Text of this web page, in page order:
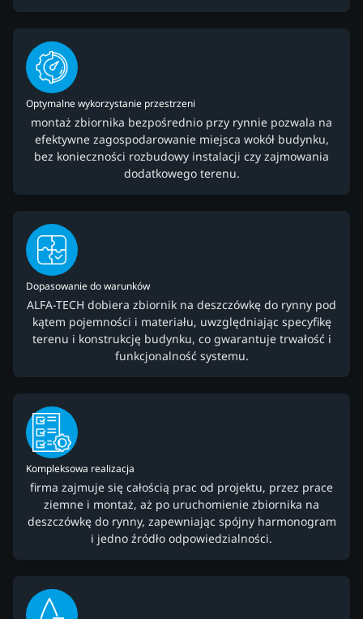
Optymalne wykorzystanie przestrzeni
montaż zbiornika bezpośrednio przy rynnie pozwala na
efektywne zagospodarowanie miejsca wokół budynku,
bez konieczności rozbudowy instalacji czy zajmowania
dodatkowego terenu.
Dopasowanie do warunków
ALFA-TECH dobiera zbiornik na deszczówkę do rynny pod
kątem pojemności i materiału, uwzględniając specyfikę
terenu i konstrukcję budynku, co gwarantuje trwałość i
funkcjonalność systemu.
Kompleksowa realizacja
firma zajmuje się całością prac od projektu, przez prace
ziemne i montaż, aż po uruchomienie zbiornika na
deszczówkę do rynny, zapewniając spójny harmonogram
i jedno źródło odpowiedzialności.